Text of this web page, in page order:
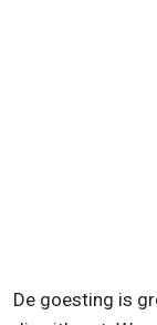
De goesting is